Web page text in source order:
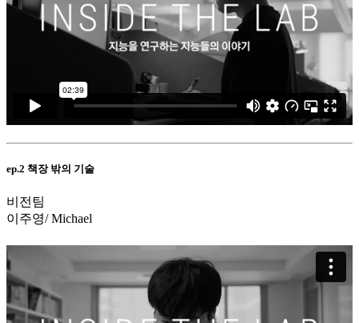
ep.2 책장 밖의 기술
비전팀
이주영/ Michael